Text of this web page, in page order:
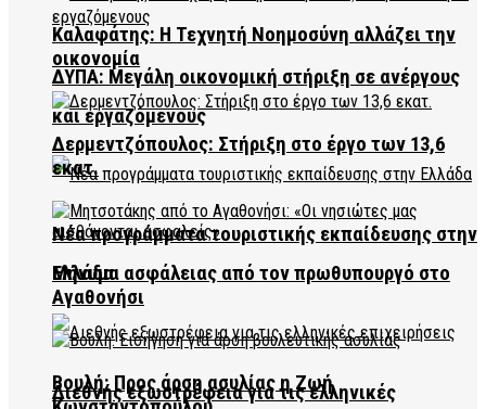
ΔΥΠΑ: Μεγάλη οικονομική στήριξη σε ανέργους
και εργαζόμενους
Νέα προγράμματα τουριστικής εκπαίδευσης στην
Ελλάδα
Διεθνής εξωστρέφεια για τις ελληνικές
Καλαφάτης: Η Τεχνητή Νοημοσύνη αλλάζει την
οικονομία
Δερμεντζόπουλος: Στήριξη στο έργο των 13,6
εκατ.
Μήνυμα ασφάλειας από τον πρωθυπουργό στο
Αγαθονήσι
Βουλή: Προς άρση ασυλίας η Ζωή